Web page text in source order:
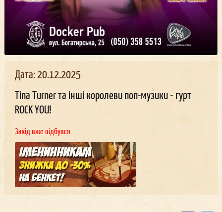
Дата: 20.12.2025
Tina Turner та інші королеви поп-музики - гурт
ROCK YOU!
Захід вже відбувся